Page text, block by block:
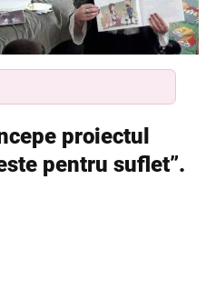
proiectul
pentru suflet”.